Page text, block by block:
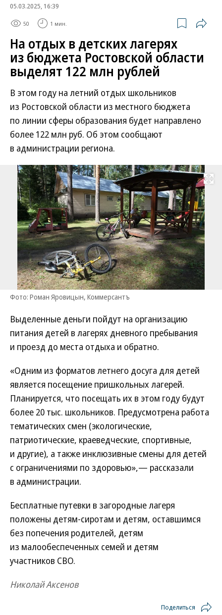
05.03.2025, 16:39
50 1 мин.
На отдых в детских лагерях
из бюджета Ростовской области
выделят 122 млн рублей
В этом году на летний отдых школьников
из Ростовской области из местного бюджета
по линии сферы образования будет направлено
более 122 млн руб. Об этом сообщают
в администрации региона.
Развернуть
Фото: Роман Яровицын, Коммерсантъ
Выделенные деньги пойдут на организацию
питания детей в лагерях дневного пребывания
и проезд до места отдыха и обратно.
«Одним из форматов летнего досуга для детей
является посещение пришкольных лагерей.
Планируется, что посещать их в этом году будут
более 20 тыс. школьников. Предусмотрена работа
тематических смен (экологические,
патриотические, краеведческие, спортивные,
и другие), а также инклюзивные смены для детей
с ограничениями по здоровью»,— рассказали
в администрации.
Бесплатные путевки в загородные лагеря
положены детям-сиротам и детям, оставшимся
без попечения родителей, детям
из малообеспеченных семей и детям
участников СВО.
Николай Аксенов
Поделиться